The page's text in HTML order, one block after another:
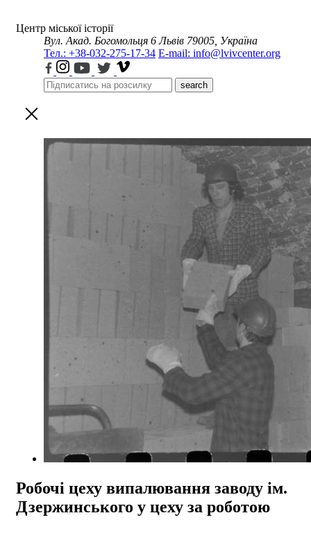
Центр міської історії
Вул. Акад. Богомольця 6 Львів 79005, Україна
Тел.: +38-032-275-17-34 E-mail: info@lvivcenter.org
search
Робочі цеху випалювання заводу ім.
Дзержинського у цеху за роботою